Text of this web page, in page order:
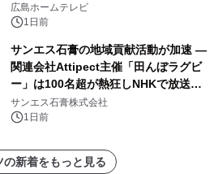
広島ホームテレビ
1日前
サンエス石膏の地域貢献活動が加速 ―
関連会社Attipect主催「田んぼラグビ
ー」は100名超が熱狂しNHKで放送さ
れました。
サンエス石膏株式会社
1日前
の新着をもっと見る